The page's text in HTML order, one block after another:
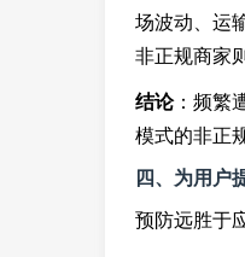
场波动、运
非正规商家
结论：频繁
模式的非正
四、为用户
预防远胜于